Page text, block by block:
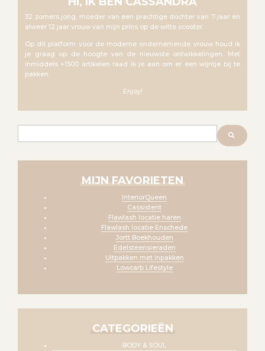
32 zomers jong, moeder van een prachtige dochter van 7 jaar en
alweer 12 jaar vrouw van mijn prins op de witte scooter.
Op dit platform voor de moderne ondernemende vrouw houd ik
je graag op de hoogte van de nieuwste ontwikkelingen. Met
inmiddels +1500 artikelen raad ik je aan om er een wijntje bij te
pakken.
Enjoy!
MIJN FAVORIETEN
InteriorQueen
Cassistent
Flawlash locatie haren
Flawlash locatie Enschede
Jortt Boekhouden
Edelsteensieraden
Uitpakken met inpakken
Lowcarb Lifestyle
CATEGORIEËN
BODY & SOUL